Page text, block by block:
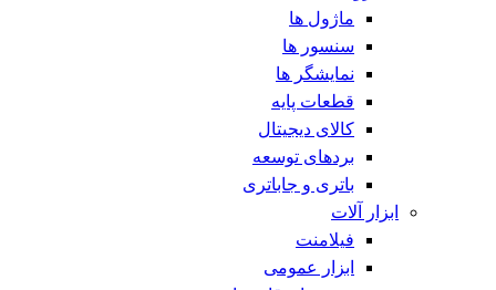
ماژول ها
سنسور ها
نمایشگر ها
قطعات پایه
کالای دیجیتال
بردهای توسعه
باتری و جاباتری
ابزار آلات
فیلامنت
ابزار عمومی